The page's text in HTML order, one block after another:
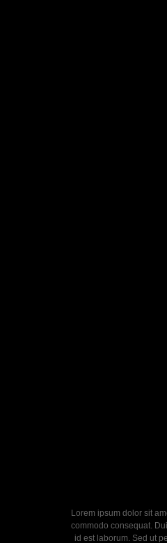
Lorem ipsum dolor sit
commodo consequat.
id est laborum. Sed ut